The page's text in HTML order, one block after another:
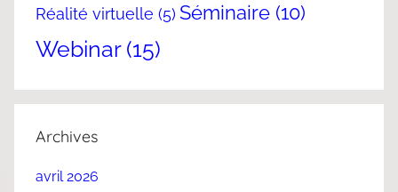
Réalité virtuelle (5) Séminaire (10)
Webinar(15)
Archives
avril 2026